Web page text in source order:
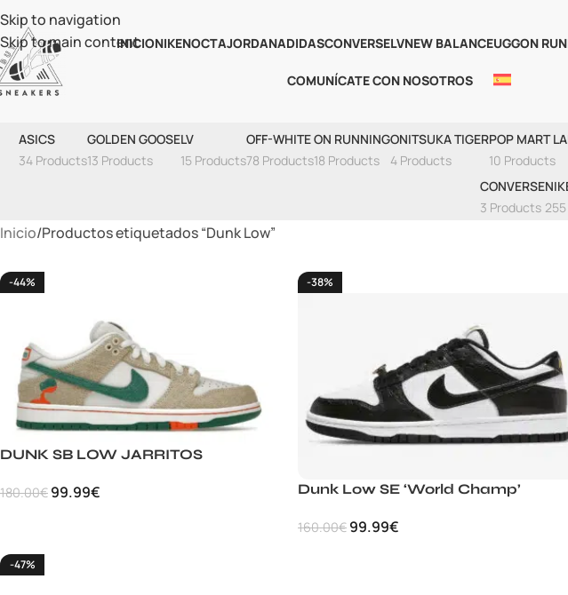
Skip to navigation
Skip to main content
INICIONIKENOCTAJORDANADIDASCONVERSELVNEW BALANCEUGGON
COMUNÍCATE CON NOSOTROS
ASICS
34 Products
GOLDEN GOOSE
13 Products
LV
15 Products
OFF-WHITE
78 Products
ON RUNNING
18 Products
ONITSUKA TIGER
4 Products
POP MART
10 Products
CONVERSE
3 Products
Inicio Productos etiquetados “Dunk Low”
-44%
DUNK SB LOW JARRITOS
180.00€ 99.99€
-38%
Dunk Low SE ‘World Champ’
160.00€ 99.99€
-47%